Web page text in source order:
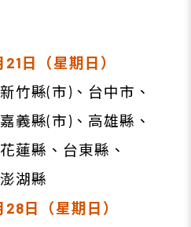
日（星期日）
竹縣(市)、台中市、
義縣(市)、高雄縣、
花蓮縣、台東縣、
澎湖縣
28日（星期日）